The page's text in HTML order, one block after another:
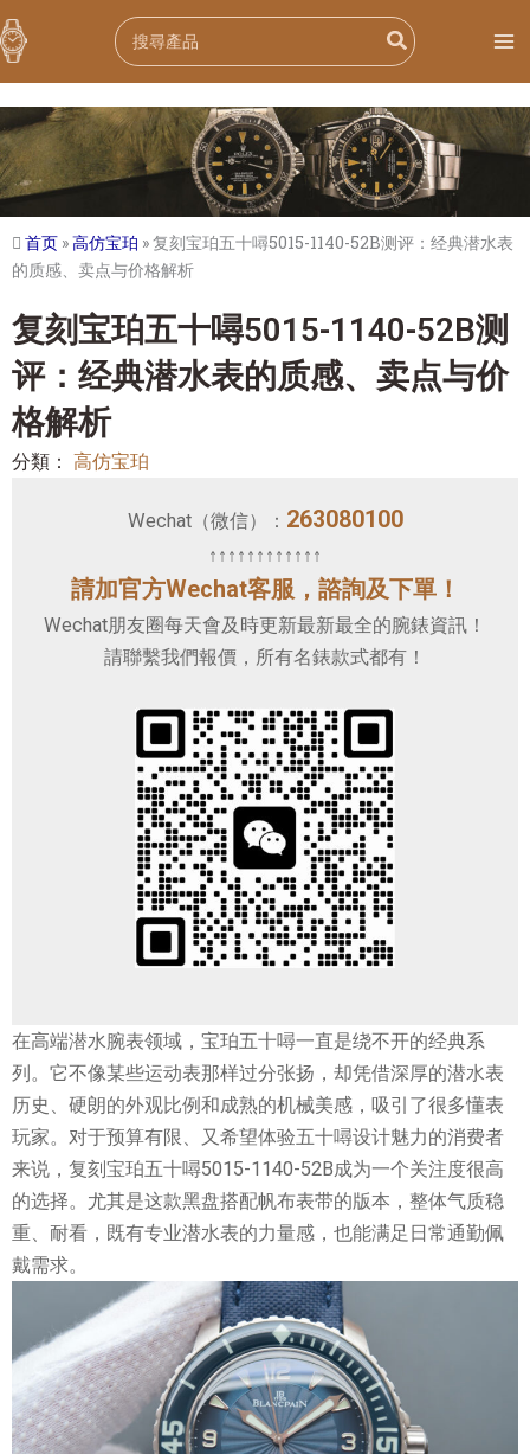
跳
至
内
容
Search
for:
首页 »高仿宝珀 »复刻宝珀五十噚5015-1140-52B测评：经典潜水表
的质感、卖点与价格解析
复刻宝珀五十噚5015-1140-52B测
评：经典潜水表的质感、卖点与价
格解析
分類： 高仿宝珀
Wechat（微信）： 263080100
↑↑↑↑↑↑↑↑↑↑↑↑
請加官方Wechat客服，諮詢及下單！
Wechat朋友圈每天會及時更新最新最全的腕錶資訊！
請聯繫我們報價，所有名錶款式都有！
在高端潜水腕表领域，宝珀五十噚一直是绕不开的经典系
列。它不像某些运动表那样过分张扬，却凭借深厚的潜水表
历史、硬朗的外观比例和成熟的机械美感，吸引了很多懂表
玩家。对于预算有限、又希望体验五十噚设计魅力的消费者
来说，复刻宝珀五十噚5015-1140-52B成为一个关注度很高
的选择。尤其是这款黑盘搭配帆布表带的版本，整体气质稳
重、耐看，既有专业潜水表的力量感，也能满足日常通勤佩
戴需求。